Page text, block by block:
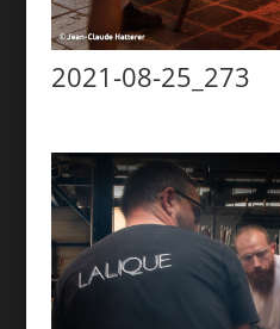
2021-08-25_273